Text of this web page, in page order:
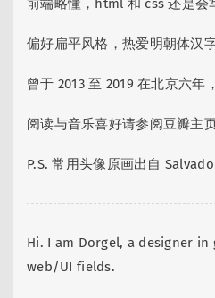
前端略懂，html 和 css 还是会
偏好扁平风格，热爱明朝体汉字
曾于 2013 至 2019 在北京六年
阅读与音乐喜好请参阅豆瓣主页
P.S. 常用头像原画出自
Hi. I am Dorgel, a designer
web/UI fields.